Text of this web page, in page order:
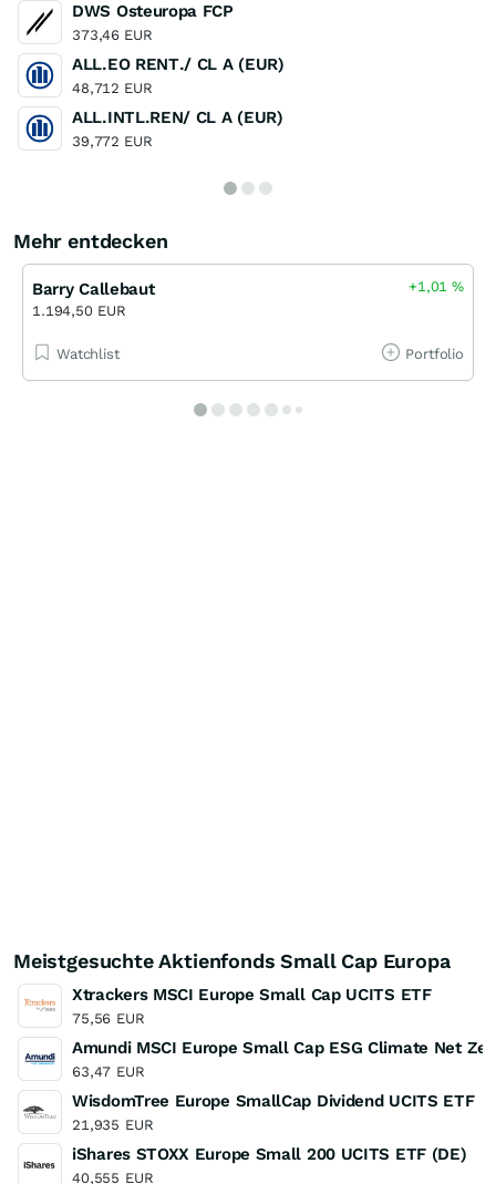
DWS Osteuropa FCP
373,46 EUR
ALL.EO RENT./ CL A (EUR)
48,712 EUR
ALL.INTL.REN/ CL A (EUR)
39,772 EUR
Mehr entdecken
Barry Callebaut
1.194,50 EUR
+1,01%
Watchlist Portfolio
Meistgesuchte Aktienfonds Small Cap Europa
Xtrackers MSCI Europe Small Cap UCITS ETF
75,56 EUR
Amundi MSCI Europe Small Cap ESG Climate Net
63,47 EUR
WisdomTree Europe SmallCap Dividend UCITS ETF
21,935 EUR
iShares STOXX Europe Small 200 UCITS ETF (DE)
40,555 EUR